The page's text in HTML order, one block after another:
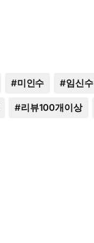
#미인수 #임신수
#리뷰100개이상